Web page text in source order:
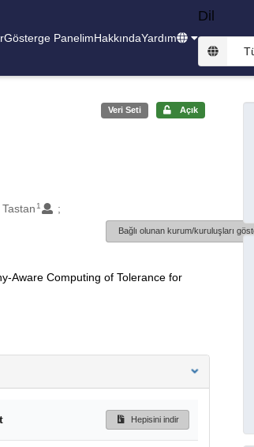
Gösterge PanelimHakkındaYardım
Dil
Veri Seti Açık
1
Bağlı olunan kurum/kuruluşları
Aware Computing of Tolerance for
Hepisini indir